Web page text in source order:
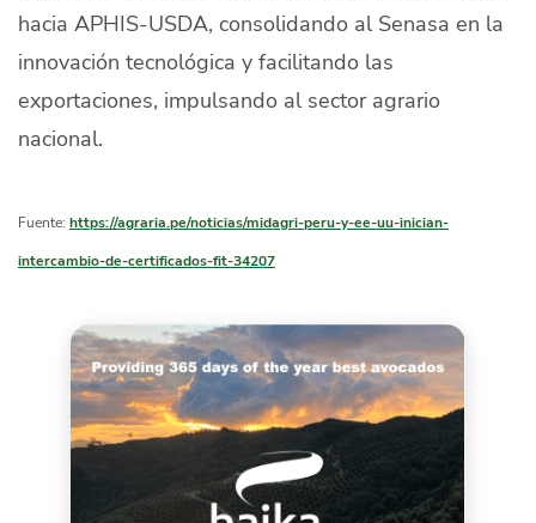
hacia APHIS-USDA, consolidando al Senasa en la
innovación tecnológica y facilitando las
exportaciones, impulsando al sector agrario
nacional.
Fuente: https://agraria.pe/noticias/midagri-peru-y-ee-uu-inician-
intercambio-de-certificados-fit-34207